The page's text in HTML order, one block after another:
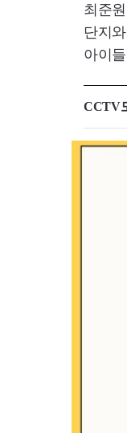
최준
단지
아이
CCTV